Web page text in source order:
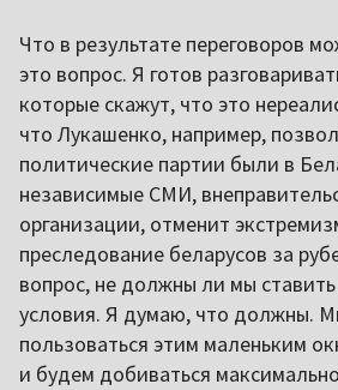
Что в результате переговоров
это вопрос. Я готов
которые скажут, что это
что Лукашенко, например,
политические партии были в
независимые СМИ,
организации, отменит
преследование беларусов за
вопрос, не должны ли мы
условия. Я думаю, что должны.
пользоваться этим маленьким
и будем добиваться